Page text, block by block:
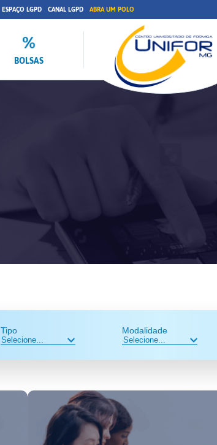
ESPAÇO LGPD CANAL LGPD ABRA UM POLO
BOLSAS
Tipo Modalidade